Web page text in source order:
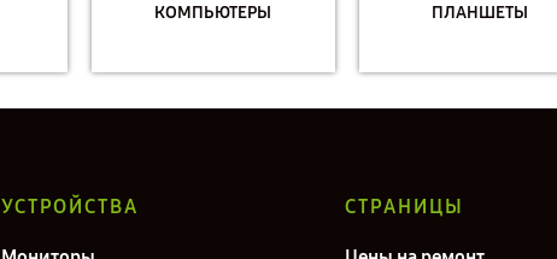
КОМПЬЮТЕРЫ ПЛАНШЕТЫ
УСТРОЙСТВА СТРАНИЦЫ